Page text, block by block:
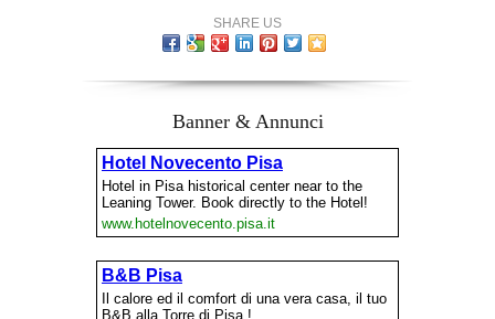
SHARE US
Banner & Annunci